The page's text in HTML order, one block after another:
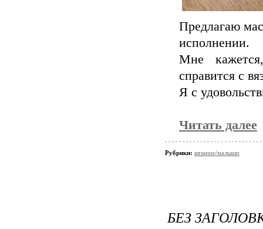
Предлагаю
исполнении.
Мне
справится с
Я с
Читать далее
Рубрики: вязание/малыши
БЕЗ